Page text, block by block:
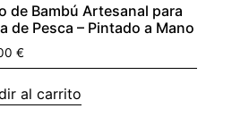
de Bambú Artesanal para
de Pesca – Pintado a Mano
€
al carrito